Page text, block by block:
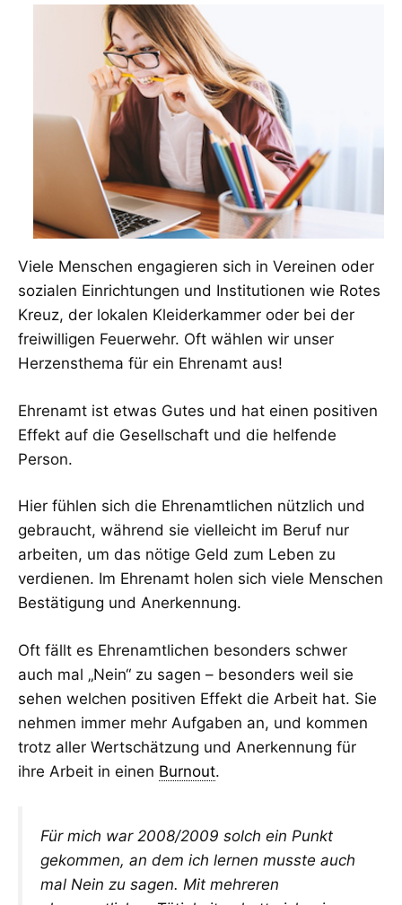
Viele Menschen engagieren sich in Vereinen oder
sozialen Einrichtungen und Institutionen wie Rotes
Kreuz, der lokalen Kleiderkammer oder bei der
freiwilligen Feuerwehr. Oft wählen wir unser
Herzensthema für ein Ehrenamt aus!
Ehrenamt ist etwas Gutes und hat einen positiven
Effekt auf die Gesellschaft und die helfende
Person.
Hier fühlen sich die Ehrenamtlichen nützlich und
gebraucht, während sie vielleicht im Beruf nur
arbeiten, um das nötige Geld zum Leben zu
verdienen. Im Ehrenamt holen sich viele Menschen
Bestätigung und Anerkennung.
Oft fällt es Ehrenamtlichen besonders schwer
auch mal „Nein“ zu sagen – besonders weil sie
sehen welchen positiven Effekt die Arbeit hat. Sie
nehmen immer mehr Aufgaben an, und kommen
trotz aller Wertschätzung und Anerkennung für
ihre Arbeit in einen Burnout.
Für mich war 2008/2009 solch ein Punkt
gekommen, an dem ich lernen musste auch
mal Nein zu sagen. Mit mehreren